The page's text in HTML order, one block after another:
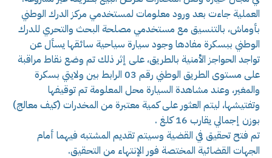
العملية جاءت بعد ورود معلومات لمستخدمي مركز الدرك الوطني
بأوماش، بالتنسيق مع مستخدمي مصلحة البحث والتحري للدرك
الوطني ببسكرة مفادها وجود سيارة سياحية سائقها يسأل عن
تواجد الحواجز الأمنية بالطريق، على إثر ذلك تم وضع نقاط مراقبة
على مستوى الطريق الوطني رقم 03 الرابط بين ولايتي بسكرة
والمغير، وعند مشاهدة السيارة محل المعلومة تم توقيفها
وتفتيشها، ليتم العثور على كمية معتبرة من المخدرات (كيف معالج)
بوزن إجمالي يقارب 16 كلغ .
تم فتح تحقيق في القضية وسيتم تقديم المشتبه فيهما أمام
الجهات القضائية المختصة فور الإنتهاء من التحقيق.